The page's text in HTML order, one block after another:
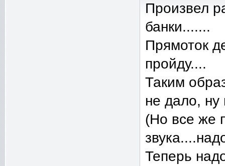
Произвел
банки.......
Прямоток
пройду....
Таким
не дало, ну
(Но все же
Теперь